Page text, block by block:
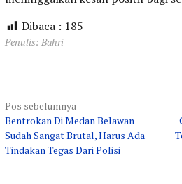
Dibaca : 185
Penulis: Bahri
Navigasi
pos
Pos sebelumnya
Bentrokan Di Medan Belawan
Sudah Sangat Brutal, Harus Ada
Tindakan Tegas Dari Polisi